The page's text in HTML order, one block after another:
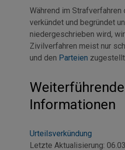
Während im Strafverfahren
verkündet und begründet
niedergeschrieben wird,
Zivilverfahren meist nur
und den Parteien
Weiterführende
Informationen
Urteilsverkündung
Letzte Aktualisierung: